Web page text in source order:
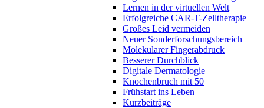
Lernen in der virtuellen Welt
Erfolgreiche CAR-T-Zelltherapie
Großes Leid vermeiden
Neuer Sonderforschungsbereich
Molekularer Fingerabdruck
Besserer Durchblick
Digitale Dermatologie
Knochenbruch mit 50
Frühstart ins Leben
Kurzbeiträge